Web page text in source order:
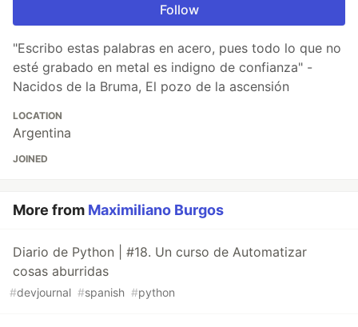
Follow
"Escribo estas palabras en acero, pues todo lo que no
esté grabado en metal es indigno de confianza" -
Nacidos de la Bruma, El pozo de la ascensión
LOCATION
Argentina
JOINED
More from Maximiliano Burgos
Diario de Python | #18. Un curso de Automatizar
cosas aburridas
#devjournal #spanish #python